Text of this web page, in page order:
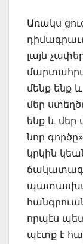
Առակս
լայն
մենք ենք
մեր
ենք և մեր
նոր
կրկին
որպէս
պէտք է